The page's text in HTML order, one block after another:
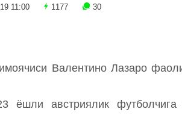
11:00 1177 30
Валентино Лазаро
ёшли австриялик